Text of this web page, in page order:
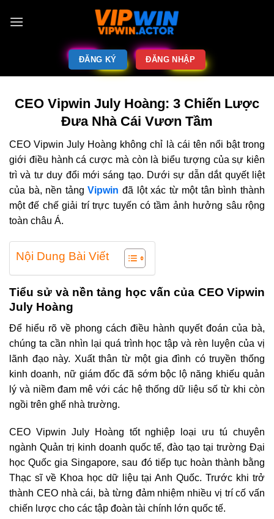
ĐĂNG KÝ ĐĂNG NHẬP
CEO Vipwin July Hoàng: 3 Chiến Lược
Đưa Nhà Cái Vươn Tầm
CEO Vipwin July Hoàng không chỉ là cái tên nổi bật trong
giới điều hành cá cược mà còn là biểu tượng của sự kiên
trì và tư duy đổi mới sáng tạo. Dưới sự dẫn dắt quyết liệt
của bà, nền tảngVipwin đã lột xác từ một tân bình thành
một đế chế giải trí trực tuyến có tầm ảnh hưởng sâu rộng
toàn châu Á.
Nội Dung Bài Viết
Tiểu sử và nền tảng học vấn của CEO Vipwin
July Hoàng
Để hiểu rõ về phong cách điều hành quyết đoán của bà,
chúng ta cần nhìn lại quá trình học tập và rèn luyện của vị
lãnh đạo này. Xuất thân từ một gia đình có truyền thống
kinh doanh, nữ giám đốc đã sớm bộc lộ năng khiếu quản
lý và niềm đam mê với các hệ thống dữ liệu số từ khi còn
ngồi trên ghế nhà trường.
CEO Vipwin July Hoàng tốt nghiệp loại ưu tú chuyên
ngành Quản trị kinh doanh quốc tế, đào tạo tại trường Đại
học Quốc gia Singapore, sau đó tiếp tục hoàn thành bằng
Thạc sĩ về Khoa học dữ liệu tại Anh Quốc. Trước khi trở
thành CEO nhà cái, bà từng đảm nhiệm nhiều vị trí cố vấn
chiến lược cho các tập đoàn tài chính lớn quốc tế.